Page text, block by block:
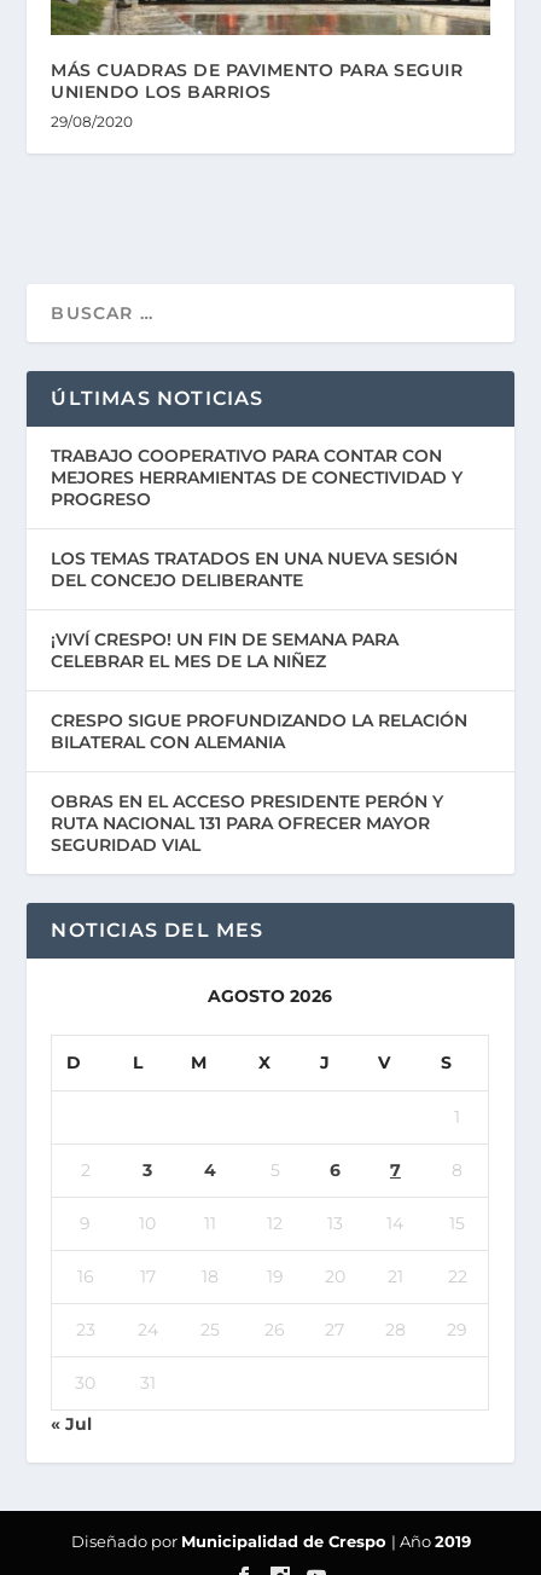
MÁS CUADRAS DE PAVIMENTO PARA SEGUIR
UNIENDO LOS BARRIOS
29/08/2020
ÚLTIMAS NOTICIAS
TRABAJO COOPERATIVO PARA CONTAR CON
MEJORES HERRAMIENTAS DE CONECTIVIDAD Y
PROGRESO
LOS TEMAS TRATADOS EN UNA NUEVA SESIÓN
DEL CONCEJO DELIBERANTE
¡VIVÍ CRESPO! UN FIN DE SEMANA PARA
CELEBRAR EL MES DE LA NIÑEZ
CRESPO SIGUE PROFUNDIZANDO LA RELACIÓN
BILATERAL CON ALEMANIA
OBRAS EN EL ACCESO PRESIDENTE PERÓN Y
RUTA NACIONAL 131 PARA OFRECER MAYOR
SEGURIDAD VIAL
NOTICIAS DEL MES
AGOSTO 2026
D L M X J V S
1
2 3 4 5 6 7 8
9 10 11 12 13 14 15
16 17 18 19 20 21 22
23 24 25 26 27 28 29
30
31
« Jul
Diseñado por Municipalidad de Crespo | Año2019